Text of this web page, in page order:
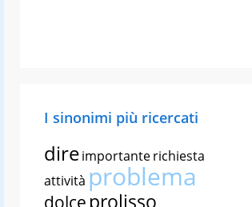
I sinonimi più ricercati
direimportanterichiesta
attività problema
dolce prolisso